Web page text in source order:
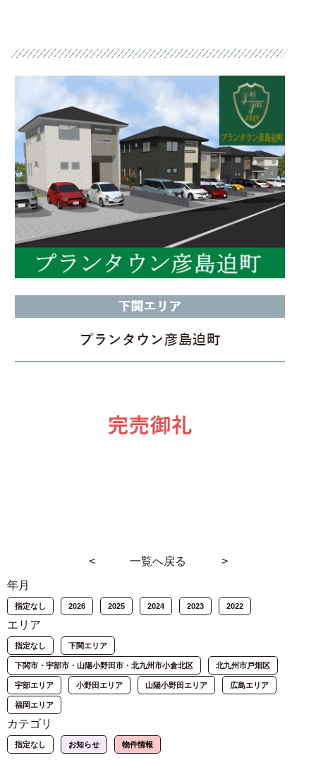
< 一覧へ戻る
>
年月
指定なし 2026 2025 2024 2023 2022
エリア
指定なし 下関エリア
下関市・宇部市・山陽小野田市・北九州市小倉北区 北九州市戸畑区
宇部エリア 小野田エリア 山陽小野田エリア 広島エリア
福岡エリア
カテゴリ
指定なし お知らせ 物件情報